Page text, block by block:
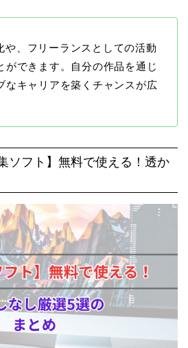
や、フリーランスとしての活動
ができます。自分の作品を通じ
なキャリアを築くチャンスが広
ソフト】無料で使える！透か